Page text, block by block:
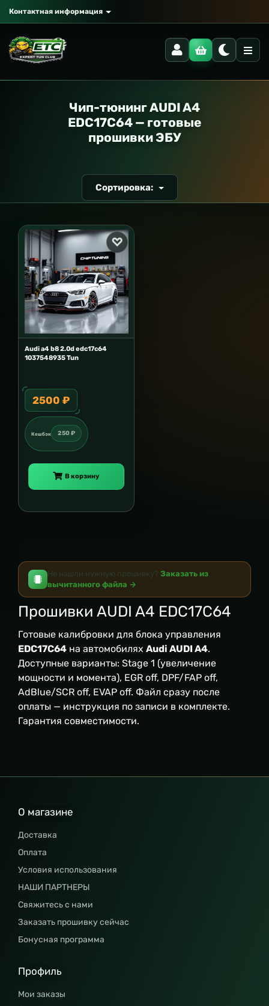
Контактная информация
Чип-тюнинг AUDI A4
EDC17C64 — готовые
прошивки ЭБУ
Сортировка:
Audi a4 b8 2.0d edc17c64
1037548935 Tun
2500 ₽
Кешбэк 250 ₽
В корзину
Не нашли нужную прошивку? Заказать из
вычитанного файла →
Прошивки AUDI A4 EDC17C64
Готовые калибровки для блока управления
EDC17C64 на автомобилях Audi AUDI A4.
Доступные варианты: Stage 1 (увеличение
мощности и момента), EGR off, DPF/FAP off,
AdBlue/SCR off, EVAP off. Файл сразу после
оплаты — инструкция по записи в комплекте.
Гарантия совместимости.
О магазине
Доставка
Оплата
Условия использования
НАШИ ПАРТНЕРЫ
Свяжитесь с нами
Заказать прошивку сейчас
Бонусная программа
Профиль
Мои заказы